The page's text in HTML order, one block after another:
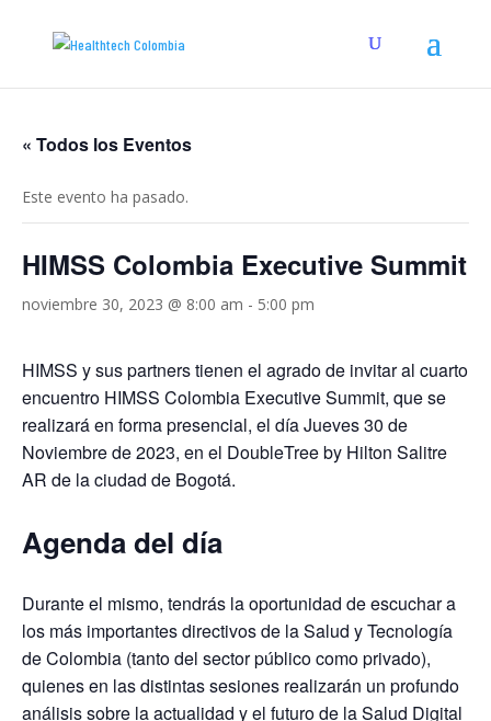
« Todos los Eventos
Este evento ha pasado.
HIMSS Colombia Executive Summit
noviembre 30, 2023 @ 8:00 am - 5:00 pm
HIMSS y sus partners tienen el agrado de invitar al cuarto
encuentro HIMSS Colombia Executive Summit, que se
realizará en forma presencial, el día Jueves 30 de
Noviembre de 2023, en el DoubleTree by Hilton Salitre
AR de la ciudad de Bogotá.
Agenda del día
Durante el mismo, tendrás la oportunidad de escuchar a
los más importantes directivos de la Salud y Tecnología
de Colombia (tanto del sector público como privado),
quienes en las distintas sesiones realizarán un profundo
análisis sobre la actualidad y el futuro de la Salud Digital